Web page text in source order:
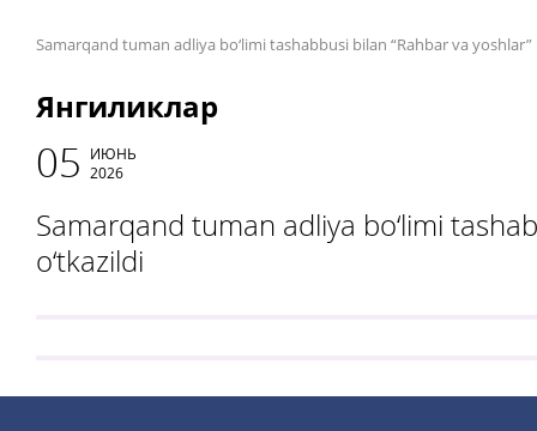
Samarqand tuman adliya bo‘limi tashabbusi bilan “Rahbar va
Янгиликлар
05 ИЮНЬ
2026
Samarqand tuman adliya bo‘limi
o‘tkazildi